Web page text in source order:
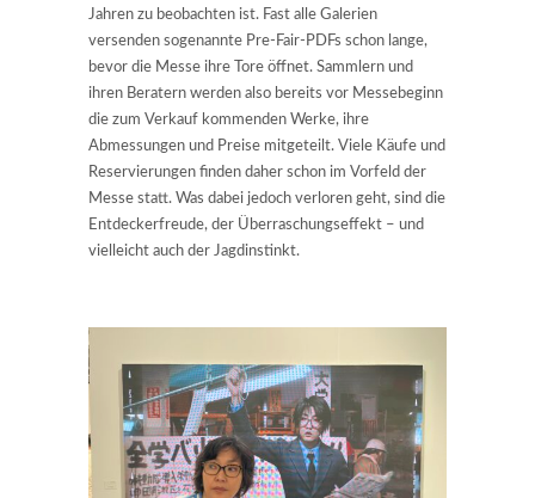
Jahren zu beobachten ist. Fast alle Galerien
versenden sogenannte Pre-Fair-PDFs schon lange,
bevor die Messe ihre Tore öffnet. Sammlern und
ihren Beratern werden also bereits vor Messebeginn
die zum Verkauf kommenden Werke, ihre
Abmessungen und Preise mitgeteilt. Viele Käufe und
Reservierungen finden daher schon im Vorfeld der
Messe statt. Was dabei jedoch verloren geht, sind die
Entdeckerfreude, der Überraschungseffekt – und
vielleicht auch der Jagdinstinkt.